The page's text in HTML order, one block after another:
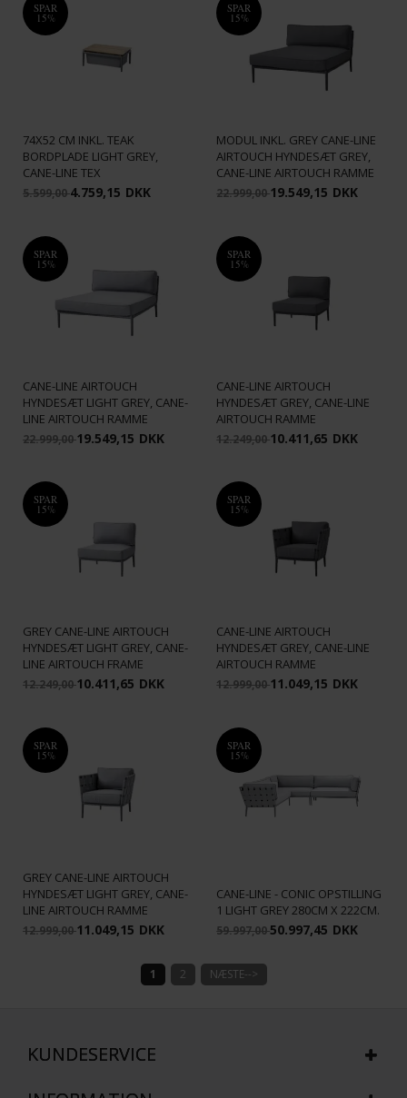
SPAR
15%
74X52 CM INKL. TEAK
BORDPLADE LIGHT GREY,
CANE-LINE TEX
5.599,004.759,15 DKK
SPAR
15%
MODUL INKL. GREY CANE-LINE
AIRTOUCH HYNDESÆT GREY,
CANE-LINE AIRTOUCH RAMME
22.999,0019.549,15 DKK
SPAR
15%
CANE-LINE AIRTOUCH
HYNDESÆT LIGHT GREY, CANE-
LINE AIRTOUCH RAMME
22.999,0019.549,15 DKK
SPAR
15%
CANE-LINE AIRTOUCH
HYNDESÆT GREY, CANE-LINE
AIRTOUCH RAMME
12.249,0010.411,65 DKK
SPAR
15%
GREY CANE-LINE AIRTOUCH
HYNDESÆT LIGHT GREY, CANE-
LINE AIRTOUCH FRAME
12.249,0010.411,65 DKK
SPAR
15%
CANE-LINE AIRTOUCH
HYNDESÆT GREY, CANE-LINE
AIRTOUCH RAMME
12.999,0011.049,15 DKK
SPAR
15%
GREY CANE-LINE AIRTOUCH
HYNDESÆT LIGHT GREY, CANE-
LINE AIRTOUCH RAMME
12.999,0011.049,15 DKK
SPAR
15%
CANE-LINE - CONIC OPSTILLING
1 LIGHT GREY 280CM X 222CM.
59.997,0050.997,45 DKK
1 2 NÆSTE-->
KUNDESERVICE